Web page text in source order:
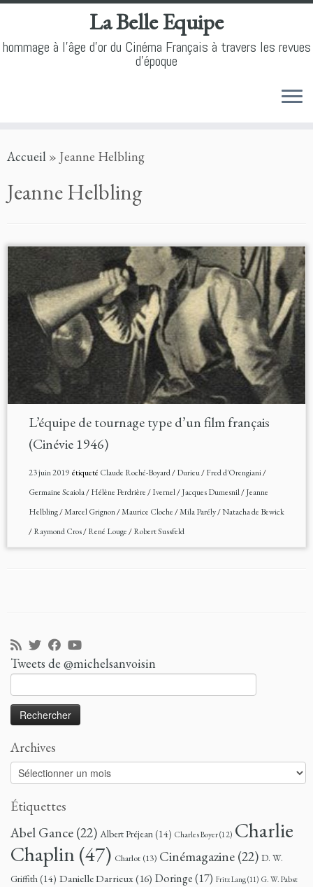
to
La Belle Equipe
hommage à l'âge d'or du Cinéma Français à travers les revues
d'époque
Accueil » Jeanne Helbling
Jeanne Helbling
L’équipe de tournage type d’un film français
(Cinévie 1946)
23 juin 2019étiqueté Claude Roché-Boyard/Durieu/Fred d'Orengiani/
Germaine Scaiola/Hélène Perdrière/Ivernel/Jacques Dumesnil/Jeanne
Helbling/Marcel Grignon/Maurice Cloche/Mila Parély/Natacha de Bewick
/Raymond Cros/René Louge/Robert Sussfeld
Tweets de @michelsanvoisin
Archives
Archives
Étiquettes
Abel Gance(22) Albert Préjean(14) Charles Boyer(12) Charlie
Chaplin(47) Charlot (13) Cinémagazine(22) D. W.
Griffith(14) Danielle Darrieux(16) Doringe(17) Fritz Lang(11) G. W. Pabst